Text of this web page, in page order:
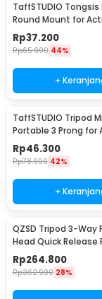
TaffSTUDIO
Round Mount for
Smartphone - SS-101
Rp37.200
Rp65.900 44%
+
TaffSTUDIO Tripod
Portable 3 Prong for
Cam Monopod - VS77
Rp46.300
Rp78.900 42%
+
QZSD Tripod 3-Way
Head Quick Release
- Q08S
Rp264.800
Rp362.900 28%